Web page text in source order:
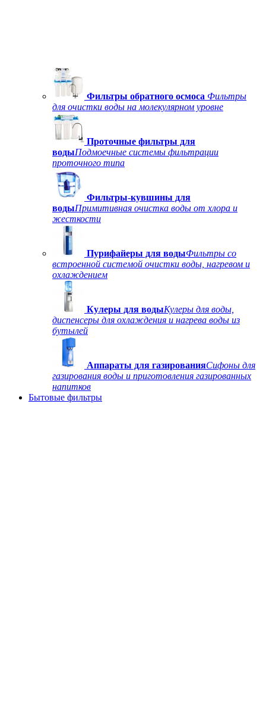
Фильтры обратного осмоса Фильтры
для очистки воды на молекулярном уровне
Проточные фильтры для
водыПодмоечные системы фильтрации
проточного типа
Фильтры-кувшины для
водыПримитивная очистка воды от хлора и
жесткости
Пурифайеры для водыФильтры со
встроенной системой очистки воды, нагревом и
охлаждением
Кулеры для водыКулеры для воды,
диспенсеры для охлаждения и нагрева воды из
бутылей
Аппараты для газированияСифоны для
газирования воды и приготовления газированных
напитков
Бытовые фильтры